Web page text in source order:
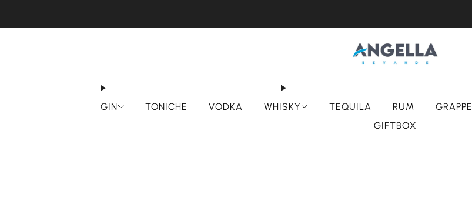
GIN TONICHE VODKA WHISKY TEQUILA RUM GRAPPE
GIFTBOX